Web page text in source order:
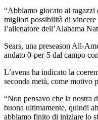
“Abbiamo giocato ai ragazzi
migliori possibilità di vincere
l’allenatore dell’Alabama
Sears, una preseason All-
andato 0-per-5 dal campo
L’avena ha indicato la
seconda metà, come motivo
“Non pensavo che la nostra
buona ultimamente, quindi
abbiamo finito di iniziare lo